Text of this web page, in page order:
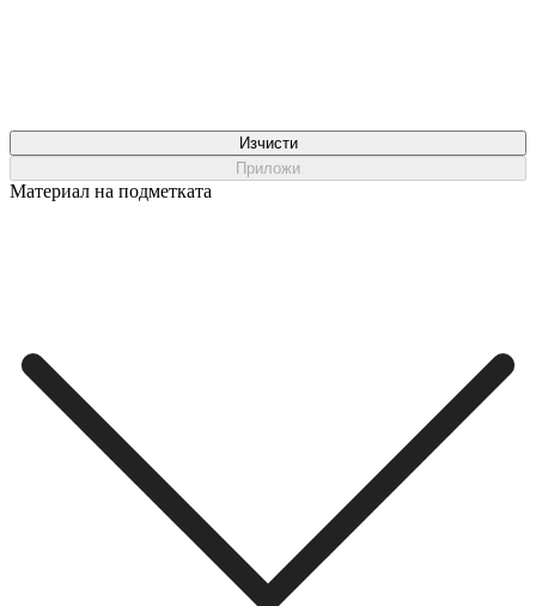
Изчисти
Приложи
Материал на подметката